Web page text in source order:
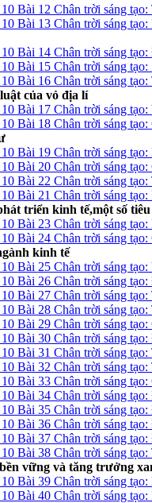
Bài 12 Chân trời sáng
Bài 13 Chân trời sáng
Bài 14 Chân trời sáng
Bài 15 Chân trời sáng
Bài 16 Chân trời sáng
của vỏ địa lí
Bài 17 Chân trời sáng
Bài 18 Chân trời sáng
Bài 19 Chân trời sáng
Bài 20 Chân trời sáng tạo:
Bài 22 Chân trời sáng
Bài 21 Chân trời sáng
triển kinh tế,một số
Bài 23 Chân trời sáng
Bài 24 Chân trời sáng
kinh tế
Bài 25 Chân trời sáng
Bài 26 Chân trời sáng
Bài 27 Chân trời sáng
Bài 28 Chân trời sáng
Bài 29 Chân trời sáng
Bài 30 Chân trời sáng
Bài 31 Chân trời sáng
Bài 32 Chân trời sáng
Bài 33 Chân trời sáng
Bài 34 Chân trời sáng
Bài 35 Chân trời sáng
Bài 36 Chân trời sáng
Bài 37 Chân trời sáng
Bài 38 Chân trời sáng
vững và tăng trưởng
Bài 39 Chân trời sáng
Bài 40 Chân trời sáng